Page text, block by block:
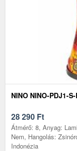
NINO NINO-PDJ1-
28 290 Ft
Átmérő: 8, Anyag:
Nem, Hangolás:
Indonézia